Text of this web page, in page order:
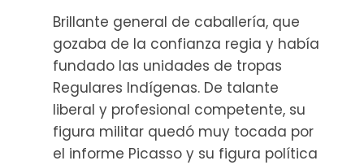
Brillante general de caballería, que
gozaba de la confianza regia y había
fundado las unidades de tropas
Regulares Indígenas. De talante
liberal y profesional competente, su
figura militar quedó muy tocada por
el informe Picasso y su figura política